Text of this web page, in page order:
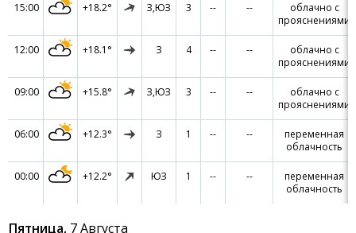
15:00 +18.2° З,ЮЗ 3 -- --
облачно с
прояснениями
12:00 +18.1° З 4 -- --
облачно с
прояснениями
09:00 +15.8° З,ЮЗ 3 -- --
облачно с
прояснениями
06:00 +12.3° З 1 -- --
переменная
облачность
00:00 +12.2° ЮЗ 1 -- --
переменная
облачность
Пятница, 7 Августа